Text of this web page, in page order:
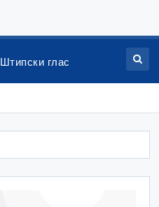
Штипски глас